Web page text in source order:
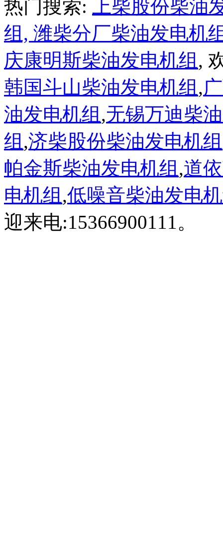
热门搜索:
上柴股份柴油
组, 潍柴分厂柴油发电机
庆康明斯柴油发电机组 ,
韩国斗山柴油发电机组 ,
油发电机组 ,无锡万迪柴
组 ,济柴股份柴油发电机组
帕金斯柴油发电机组 ,道
电机组 ,低噪音柴油发电
迎来电:15366900111。